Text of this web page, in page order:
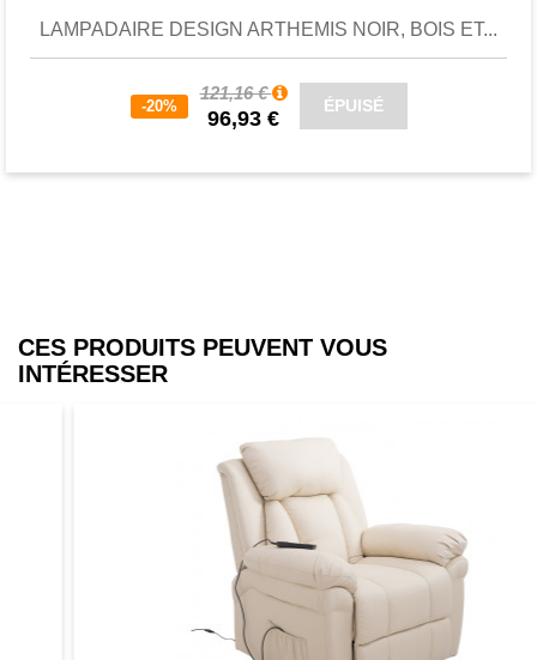
LAMPADAIRE DESIGN ARTHEMIS NOIR, BOIS ET...
-20%
121,16 €
96,93 €
ÉPUISÉ
CES PRODUITS PEUVENT VOUS
INTÉRESSER